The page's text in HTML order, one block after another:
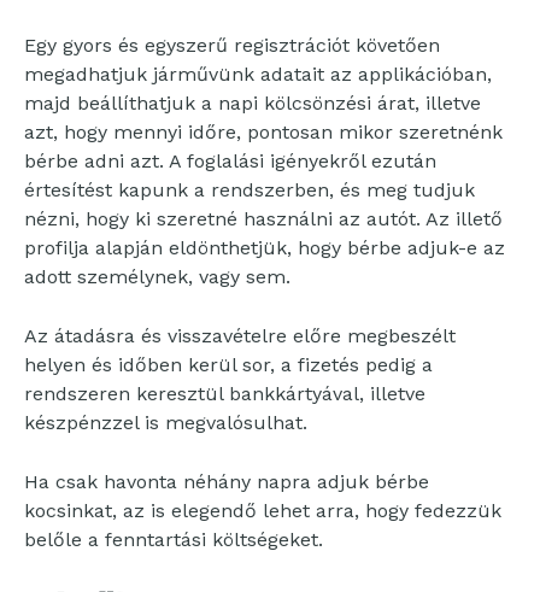
Egy gyors és egyszerű regisztrációt követően
megadhatjuk járművünk adatait az applikációban,
majd beállíthatjuk a napi kölcsönzési árat, illetve
azt, hogy mennyi időre, pontosan mikor szeretnénk
bérbe adni azt. A foglalási igényekről ezután
értesítést kapunk a rendszerben, és meg tudjuk
nézni, hogy ki szeretné használni az autót. Az illető
profilja alapján eldönthetjük, hogy bérbe adjuk-e az
adott személynek, vagy sem.
Az átadásra és visszavételre előre megbeszélt
helyen és időben kerül sor, a fizetés pedig a
rendszeren keresztül bankkártyával, illetve
készpénzzel is megvalósulhat.
Ha csak havonta néhány napra adjuk bérbe
kocsinkat, az is elegendő lehet arra, hogy fedezzük
belőle a fenntartási költségeket.